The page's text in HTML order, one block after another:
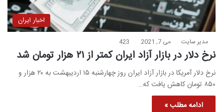
اخبار ایران
مدیر سایت می 7, 2021 423
نرخ دلار در بازار آزاد ایران کمتر از ۲۱ هزار تومان شد
نرخ دلار آمریکا در بازار آزاد ایران روز چهارشنبه ۱۵ اردیبهشت به ۲۰ هزار و
۸۵۰ تومان کاهش یافت که…
ادامه مطلب »